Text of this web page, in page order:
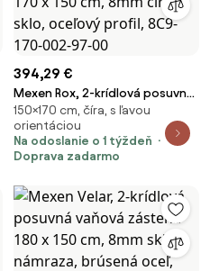
394,29 €
Mexen Rox, 2-krídlová posuvná
vaňová zástena 170 x 150 cm,
8mm číre sklo, oceľový profil,
8C9-170-002-97-00
150×170 cm, číra, s ľavou
orientáciou
Na odoslanie o 1 týždeň
Doprava zadarmo